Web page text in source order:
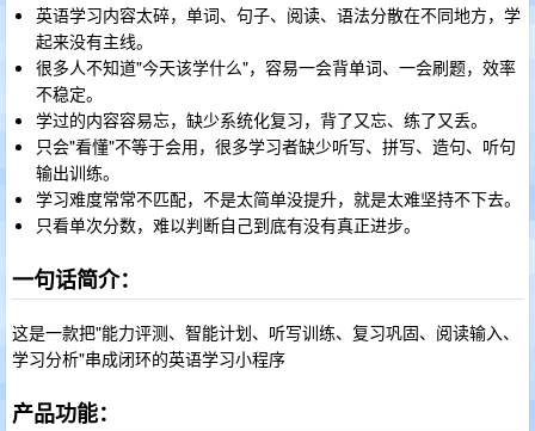
英语学习内容太碎，单词、句子、阅读、语法分散在不同地方，学
起来没有主线。
很多人不知道"今天该学什么"，容易一会背单词、一会刷题，效率
不稳定。
学过的内容容易忘，缺少系统化复习，背了又忘、练了又丢。
只会"看懂"不等于会用，很多学习者缺少听写、拼写、造句、听句
输出训练。
学习难度常常不匹配，不是太简单没提升，就是太难坚持不下去。
只看单次分数，难以判断自己到底有没有真正进步。
一句话简介：
这是一款把"能力评测、智能计划、听写训练、复习巩固、阅读输入、
学习分析"串成闭环的英语学习小程序
产品功能：